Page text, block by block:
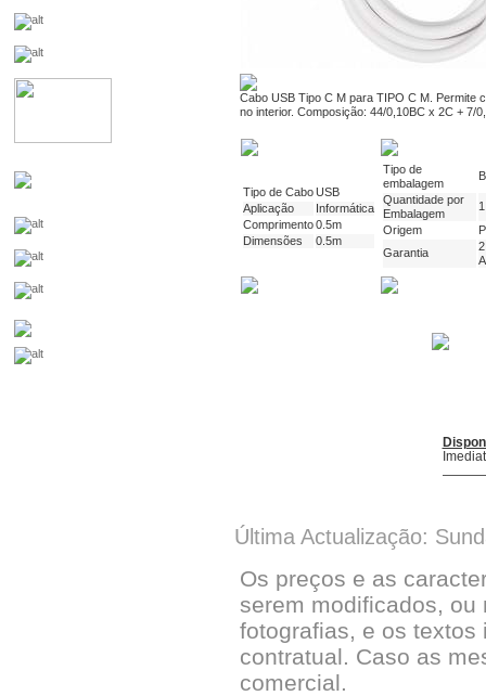
Cabo USB Tipo C M para TIPO C M. Permite
no interior. Composição: 44/0,10BC x 2C + 7/
Tipo de CaboUSB
Aplicação
Informática
Comprimento0.5m
Dimensões
0.5m
Tipo de
embalagem
Quantidade por
Embalagem
1
Origem
Garantia
2
Última Actualização:
Os preços e as
serem modificados, ou
fotografias, e os
contratual. Caso as
comercial.